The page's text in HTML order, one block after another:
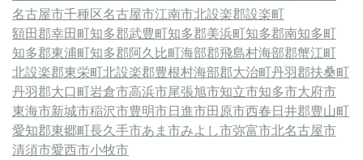
名古屋市千種区名古屋市江南市北設楽郡設楽町
額田郡幸田町知多郡武豊町知多郡美浜町知多郡南知多町
知多郡東浦町知多郡阿久比町海部郡飛島村海部郡蟹江町
北設楽郡東栄町北設楽郡豊根村海部郡大治町丹羽郡扶桑町
丹羽郡大口町岩倉市高浜市尾張旭市知立市知多市大府市
東海市新城市稲沢市豊明市日進市田原市西春日井郡豊山町
愛知郡東郷町長久手市あま市みよし市弥富市北名古屋市
清須市愛西市小牧市